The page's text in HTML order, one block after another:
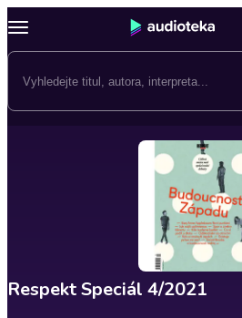
Respekt Speciál 4/2021